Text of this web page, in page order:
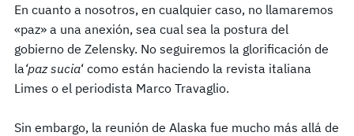
En cuanto a nosotros, en cualquier caso, no llamaremos
«paz» a una anexión, sea cual sea la postura del
gobierno de Zelensky. No seguiremos la glorificación de
la‘paz sucia‘ como están haciendo la revista italiana
Limes o el periodista Marco Travaglio.
Sin embargo, la reunión de Alaska fue mucho más allá de